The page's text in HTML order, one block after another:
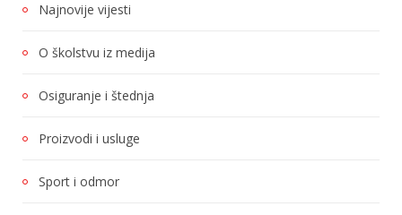
Najnovije vijesti
O školstvu iz medija
Osiguranje i štednja
Proizvodi i usluge
Sport i odmor